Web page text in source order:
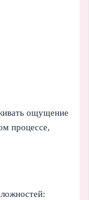
ощущение
процессе,